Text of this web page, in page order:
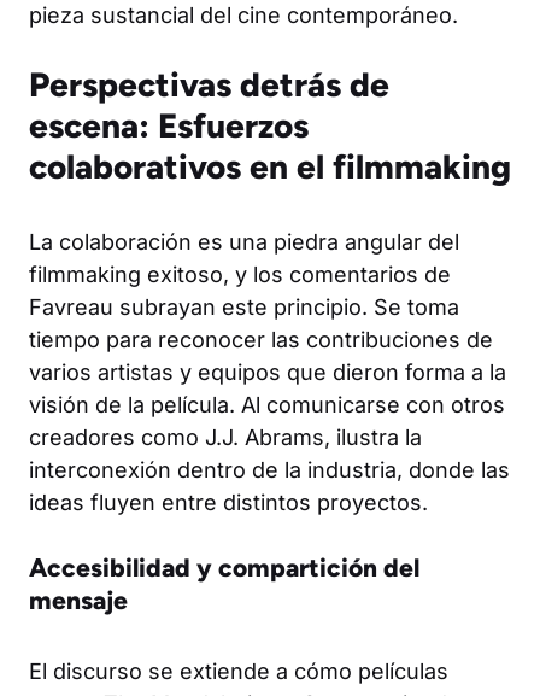
pieza sustancial del cine contemporáneo.
Perspectivas detrás de
escena: Esfuerzos
colaborativos en el filmmaking
La colaboración es una piedra angular del
filmmaking exitoso, y los comentarios de
Favreau subrayan este principio. Se toma
tiempo para reconocer las contribuciones de
varios artistas y equipos que dieron forma a la
visión de la película. Al comunicarse con otros
creadores como J.J. Abrams, ilustra la
interconexión dentro de la industria, donde las
ideas fluyen entre distintos proyectos.
Accesibilidad y compartición del
mensaje
El discurso se extiende a cómo películas